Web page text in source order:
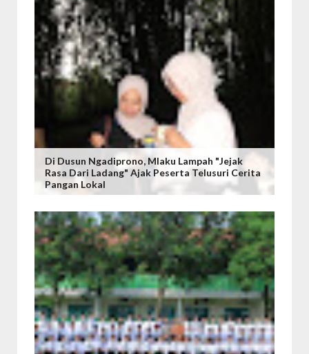
Di Dusun Ngadiprono, Mlaku Lampah "Jejak
Rasa Dari Ladang" Ajak Peserta Telusuri Cerita
Pangan Lokal